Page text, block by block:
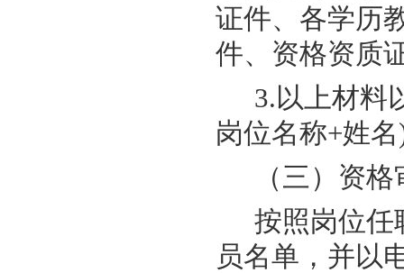
证件、各学历
件、资格资质
3.以上材料
岗位名称+姓
（三）资
按照岗位任
员名单，并以